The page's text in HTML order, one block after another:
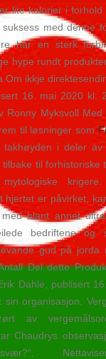
lite kalorier i
med denne
har en sterk
hype rundt
ikkje
16. mai 2020 kl:
Ronny Myksvoll
til løsninger som
i deler av
til forhistoriske
hjertet er påvirket,
blant annet
bedriftene og
gud på jorda
Del dette
Dahle, publisert
sin organisasjon.
av
Chaudrys